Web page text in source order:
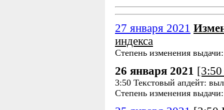
27 января 2021
индекса
Степень изменения
26 января 2021
3:50 Текстовый апдейт:
Степень изменения